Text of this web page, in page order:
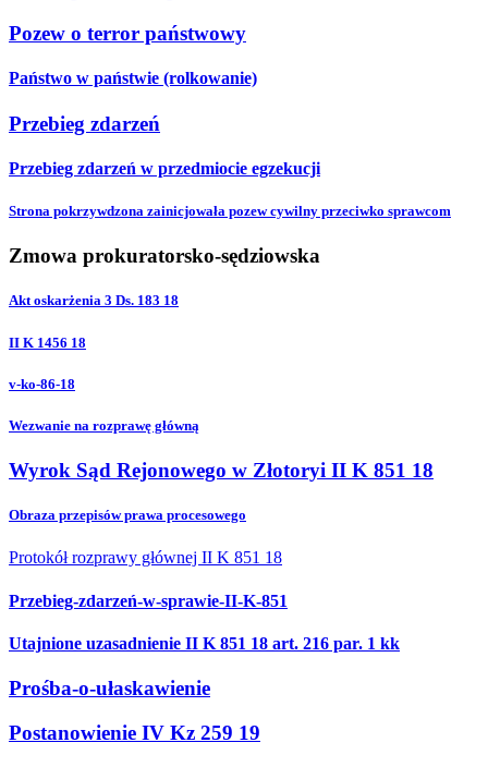
Pozew o terror państwowy
Państwo w państwie (rolkowanie)
Przebieg zdarzeń
Przebieg zdarzeń w przedmiocie egzekucji
Strona pokrzywdzona zainicjowała pozew cywilny przeciwko sprawcom
Zmowa prokuratorsko-sędziowska
Akt oskarżenia 3 Ds. 183 18
II K 1456 18
v-ko-86-18
Wezwanie na rozprawę główną
Wyrok Sąd Rejonowego w Złotoryi II K 851 18
Obraza przepisów prawa procesowego
Protokół rozprawy głównej II K 851 18
Przebieg-zdarzeń-w-sprawie-II-K-851
Utajnione uzasadnienie II K 851 18 art. 216 par. 1 kk
Prośba-o-ułaskawienie
Postanowienie IV Kz 259 19